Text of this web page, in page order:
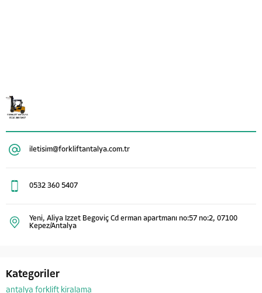
iletisim@forkliftantalya.com.tr
0532 360 5407
Yeni, Aliya Izzet Begoviç Cd erman apartmanı no:57 no:2, 07100
Kepez/Antalya
Kategoriler
antalya forklift kiralama